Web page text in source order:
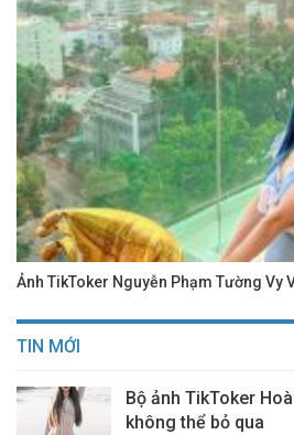
Ảnh TikToker Nguyễn Phạm Tường Vy
TIN MỚI
Bộ ảnh TikToker
không thể bỏ qua